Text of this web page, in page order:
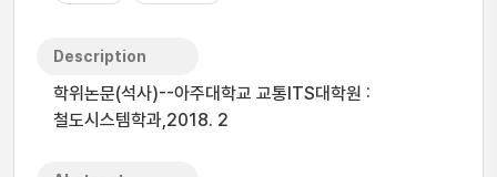
Description
학위논문(석사)--아주대학교 교통ITS대학원 :
철도시스템학과,2018. 2